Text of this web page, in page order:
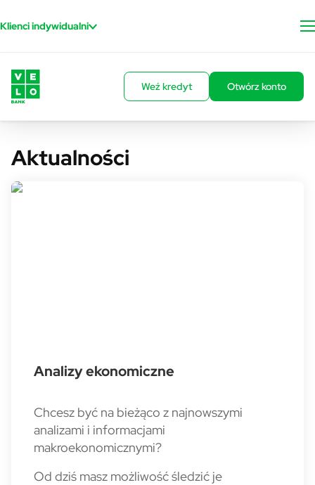
Klienci indywidualni
Weź kredyt Otwórz konto
Aktualności
Analizy ekonomiczne
Chcesz być na bieżąco z najnowszymi
analizami i informacjami
makroekonomicznymi?
Od dziś masz możliwość śledzić je